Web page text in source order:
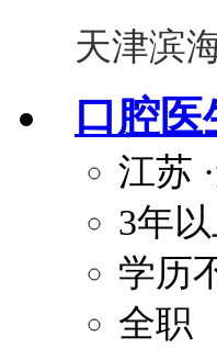
天津滨
口腔医
江苏
3年
学历
全职